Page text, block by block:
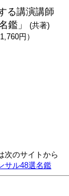
る講演講師
鑑」 (共著)
円）
次のサイトから
サル48選名鑑